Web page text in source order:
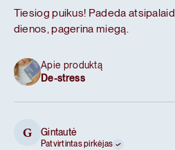
Tiesiog puikus! Padeda
dienos, pagerina miegą.
Apie produktą
De-stress
G Gintautė
Patvirtintas pirkėjas